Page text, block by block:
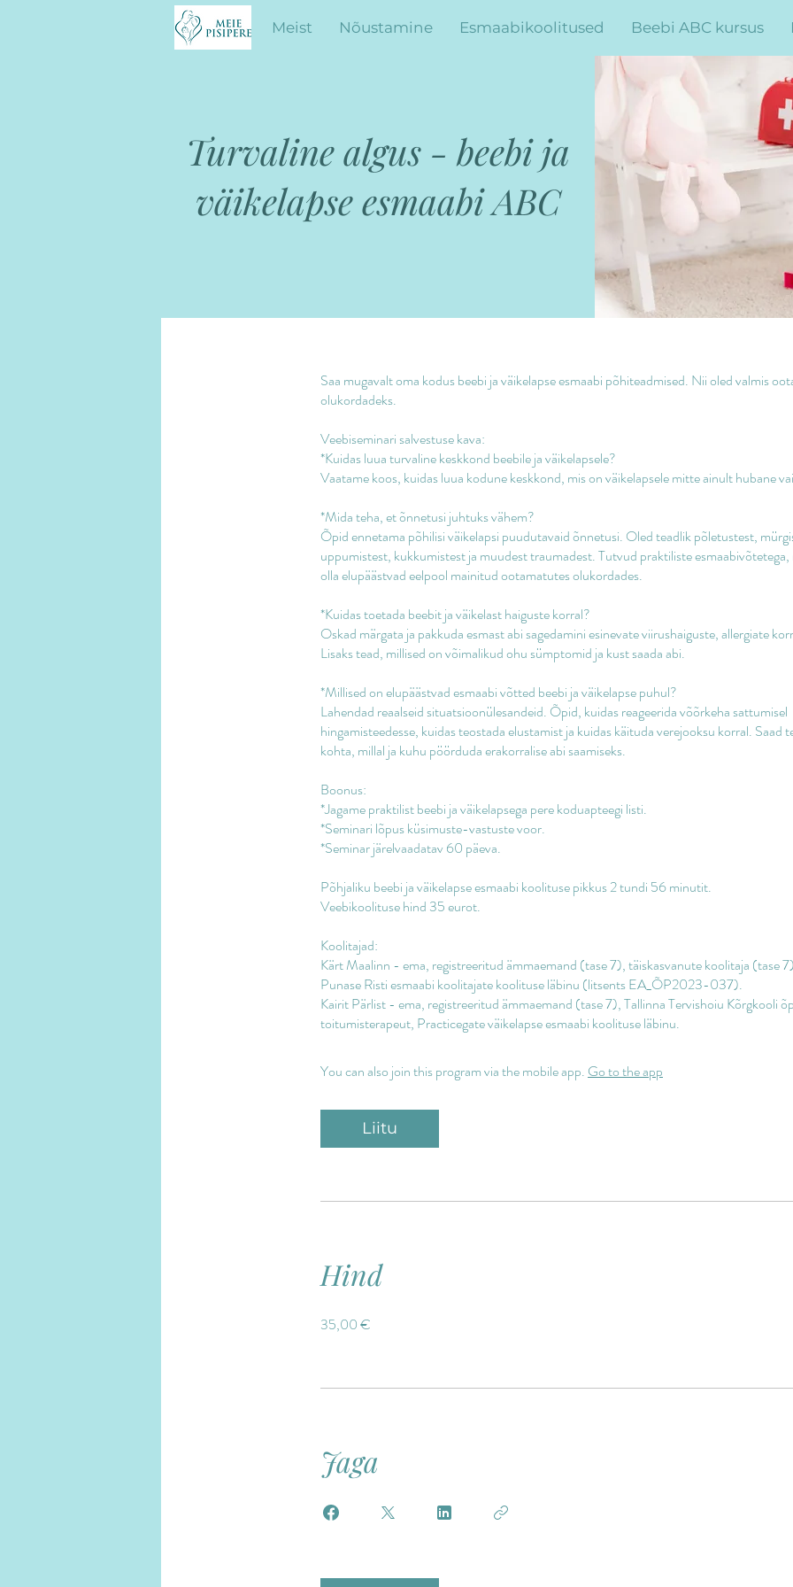
Meist Nõustamine Esmaabikoolitused Beebi ABC kursus
Turvaline algus - beebi ja
väikelapse esmaabi ABC
Saa mugavalt oma kodus beebi ja väikelapse esmaabi põhiteadmised. Nii oled valmis
olukordadeks.
Veebiseminari salvestuse kava:
*Kuidas luua turvaline keskkond beebile ja väikelapsele?
Vaatame koos, kuidas luua kodune keskkond, mis on väikelapsele mitte ainult hubane
*Mida teha, et õnnetusi juhtuks vähem?
Õpid ennetama põhilisi väikelapsi puudutavaid õnnetusi. Oled teadlik põletustest,
uppumistest, kukkumistest ja muudest traumadest. Tutvud praktiliste esmaabivõtetega,
olla elupäästvad eelpool mainitud ootamatutes olukordades.
*Kuidas toetada beebit ja väikelast haiguste korral?
Oskad märgata ja pakkuda esmast abi sagedamini esinevate viirushaiguste, allergiate
Lisaks tead, millised on võimalikud ohu sümptomid ja kust saada abi.
*Millised on elupäästvad esmaabi võtted beebi ja väikelapse puhul?
Lahendad reaalseid situatsioonülesandeid. Õpid, kuidas reageerida võõrkeha sattumisel
hingamisteedesse, kuidas teostada elustamist ja kuidas käituda verejooksu korral. Saad
kohta, millal ja kuhu pöörduda erakorralise abi saamiseks.
Boonus:
*Jagame praktilist beebi ja väikelapsega pere koduapteegi listi.
*Seminari lõpus küsimuste-vastuste voor.
*Seminar järelvaadatav 60 päeva.
Põhjaliku beebi ja väikelapse esmaabi koolituse pikkus 2 tundi 56 minutit.
Veebikoolituse hind 35 eurot.
Koolitajad:
Kärt Maalinn - ema, registreeritud ämmaemand (tase 7), täiskasvanute koolitaja (tase
Punase Risti esmaabi koolitajate koolituse läbinu (litsents EA_ÕP2023-037).
Kairit Pärlist - ema, registreeritud ämmaemand (tase 7), Tallinna Tervishoiu Kõrgkooli
You can also join this program via the mobile app. Go to the app
Liitu
Hind
35,00 €
Jaga